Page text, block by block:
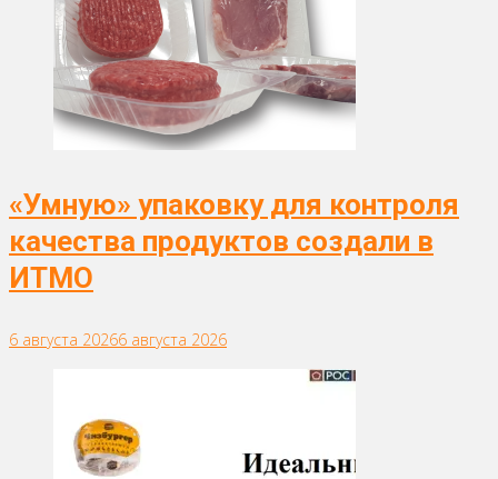
«Умную» упаковку для контроля
качества продуктов создали в
ИТМО
6 августа 20266 августа 2026